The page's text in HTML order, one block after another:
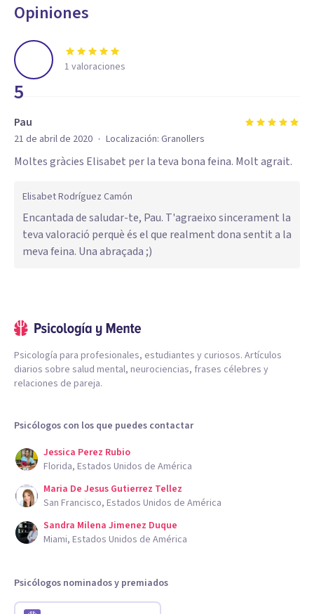
Opiniones
5
1 valoraciones
Pau
21 de abril de 2020 · Localización: Granollers
Moltes gràcies Elisabet per la teva bona feina. Molt agrait.
Elisabet Rodríguez Camón
Encantada de saludar-te, Pau. T'agraeixo sincerament la
teva valoració perquè és el que realment dona sentit a la
meva feina. Una abraçada ;)
Psicología para profesionales, estudiantes y curiosos. Artículos
diarios sobre salud mental, neurociencias, frases célebres y
relaciones de pareja.
Psicólogos con los que puedes contactar
Jessica Perez Rubio
Florida, Estados Unidos de América
Maria De Jesus Gutierrez Tellez
San Francisco, Estados Unidos de América
Sandra Milena Jimenez Duque
Miami, Estados Unidos de América
Psicólogos nominados y premiados